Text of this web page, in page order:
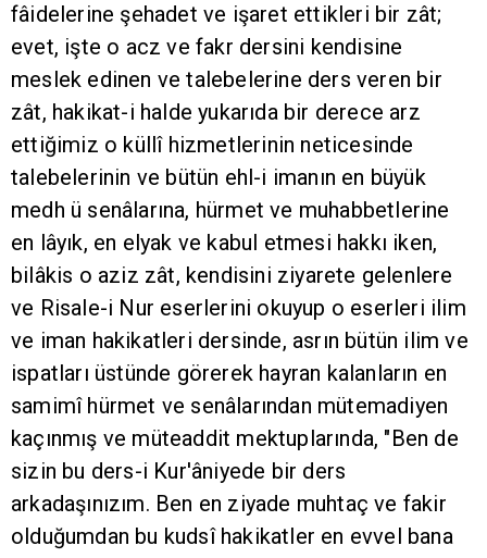
fâidelerine şehadet ve işaret ettikleri bir zât;
evet, işte o acz ve fakr dersini kendisine
meslek edinen ve talebelerine ders veren bir
zât, hakikat-i halde yukarıda bir derece arz
ettiğimiz o küllî hizmetlerinin neticesinde
talebelerinin ve bütün ehl-i imanın en büyük
medh ü senâlarına, hürmet ve muhabbetlerine
en lâyık, en elyak ve kabul etmesi hakkı iken,
bilâkis o aziz zât, kendisini ziyarete gelenlere
ve Risale-i Nur eserlerini okuyup o eserleri ilim
ve iman hakikatleri dersinde, asrın bütün ilim ve
ispatları üstünde görerek hayran kalanların en
samimî hürmet ve senâlarından mütemadiyen
kaçınmış ve müteaddit mektuplarında, "Ben de
sizin bu ders-i Kur'âniyede bir ders
arkadaşınızım. Ben en ziyade muhtaç ve fakir
olduğumdan bu kudsî hakikatler en evvel bana